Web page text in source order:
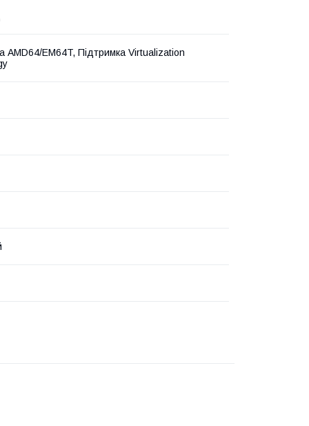
AMD64/EM64T, Підтримка Virtualization